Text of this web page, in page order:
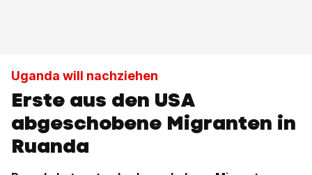
Uganda will nachziehen
Erste aus den USA
abgeschobene Migranten in
Ruanda